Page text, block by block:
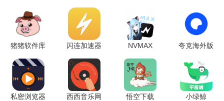
软件亮点
1、对图像的色彩、亮度、对比度进行独立调节，适应不同屏
幕的显示效果。
2、阅读历史与添加的书签会被自动保存，再次打开文件时能
够快速跳转到上次位置。
猪猪软件库
3.4 安卓版
闪连加速器
1.1 安卓版
NVMAX
7.7.1 官方
版
夸克海外版
安卓版
私密浏览器
西西音乐网
悟空下载
小绿鲸